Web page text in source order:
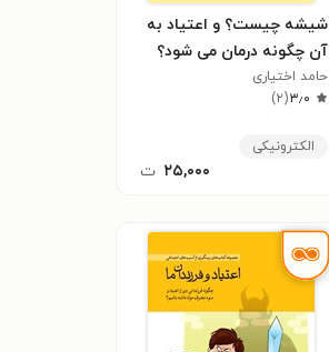
شیشه چیست؟ و اعتیاد به
آن چگونه درمان می شود؟
حامد اختیاری
۳٫۰(۲)
الکترونیکی
۲۵,۰۰۰ ت